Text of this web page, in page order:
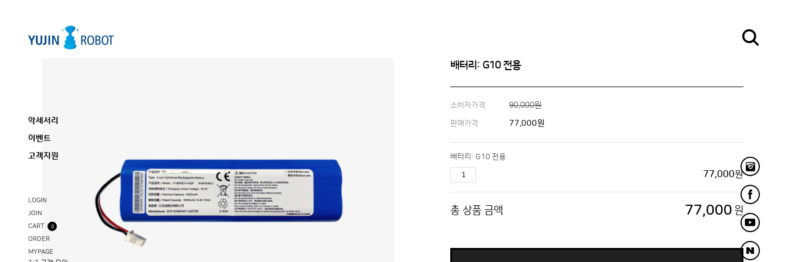
악세서리
이벤트
고객지원
LOGIN
JOIN
CART
0
ORDER
MYPAGE
배터리: G10 전용
소비자가격 90,000원
판매가격 77,000원
배터리: G10 전용
77,000원
총 상품 금액 77,000 원